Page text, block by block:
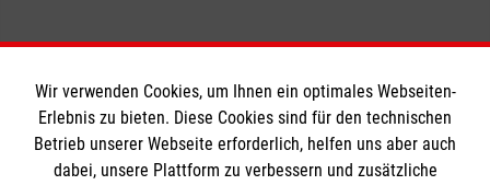
Informationen
Wir verwenden Cookies, um Ihnen ein optimales Webseiten-
Erlebnis zu bieten. Diese Cookies sind für den technischen
Betrieb unserer Webseite erforderlich, helfen uns aber auch
dabei, unsere Plattform zu verbessern und zusätzliche